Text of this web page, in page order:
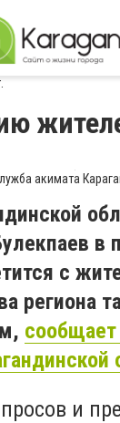
акимата
в
с
региона
и